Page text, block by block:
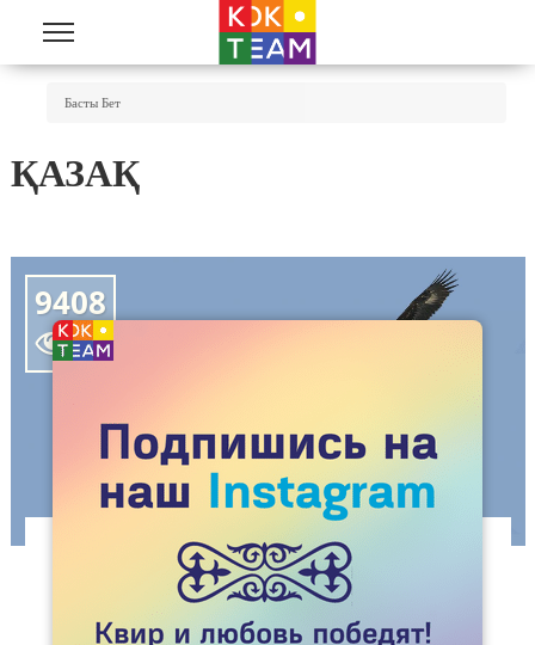
Басты Бет
ҚАЗАҚ
9408

ҚАЗАҚ ГЕЙ МАНИФЕСТІ
Тәуелсіздіктің шуағына шомылып туылып,